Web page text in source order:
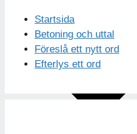
Startsida
Betoning och uttal
Föreslå ett nytt ord
Efterlys ett ord